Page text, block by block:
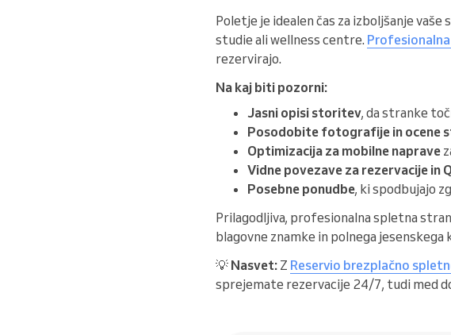
Poletje je idealen čas za izboljšanje
studie ali wellness centre.
rezervirajo.
Na kaj biti pozorni:
Jasni opisi storitev, da stranke
Posodobite fotografije in ocene
Optimizacija za mobilne naprave
Vidne povezave za rezervacije in
Posebne ponudbe, ki spodbujajo
Prilagodljiva, profesionalna spletna
blagovne znamke in polnega jesenskega
💡 Nasvet: Z Reservio brezplačno
sprejemate rezervacije 24/7, tudi med